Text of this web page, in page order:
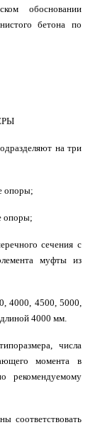
обосновании
бетона по
на три
опоры;
опоры;
сечения с
муфты из
4000, 4500, 5000,
4000 мм.
числа
момента в
рекомендуемому
соответствовать